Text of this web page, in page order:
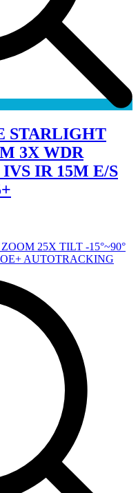
STARLIGHT
3X WDR
IR 15M E/S